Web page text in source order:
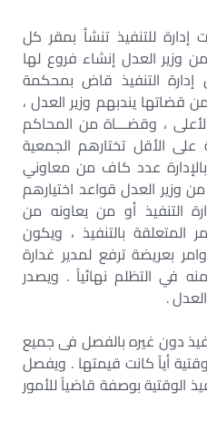
إدارة للتنفيذ تنشأ بمقر كل
وزير العدل إنشاء فروع لها
إدارة التنفيذ قاض بمحكمة
قضاتها يندبهم وزير العدل ،
، وقضـــاة من المحاكم
على الأقل تختارهم الجمعية
عدد كاف من معاوني
وزير العدل قواعد اختيارهم
التنفيذ أو من يعاونه من
المتعلقة بالتنفيذ ، ويكون
بعريضة ترفع لمدير غدارة
منه في التظلم نهائياً . ويصدر
.
دون غيره بالفصل فى جميع
أياً كانت قيمتها . ويفصل
الوقتية بوصفة قاضياً للأمور